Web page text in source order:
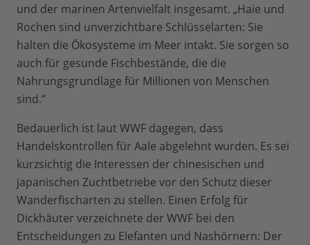
und der marinen Artenvielfalt insgesamt. „Haie und
Rochen sind unverzichtbare Schlüsselarten: Sie
halten die Ökosysteme im Meer intakt. Sie sorgen so
auch für gesunde Fischbestände, die die
Nahrungsgrundlage für Millionen von Menschen
sind.“
Bedauerlich ist laut WWF dagegen, dass
Handelskontrollen für Aale abgelehnt wurden. Es sei
kurzsichtig die Interessen der chinesischen und
japanischen Zuchtbetriebe vor den Schutz dieser
Wanderfischarten zu stellen. Einen Erfolg für
Dickhäuter verzeichnete der WWF bei den
Entscheidungen zu Elefanten und Nashörnern: Der